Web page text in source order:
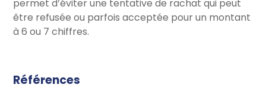
permet d’éviter une tentative de rachat qui peut
être refusée ou parfois acceptée pour un montant
à 6 ou 7 chiffres.
Références